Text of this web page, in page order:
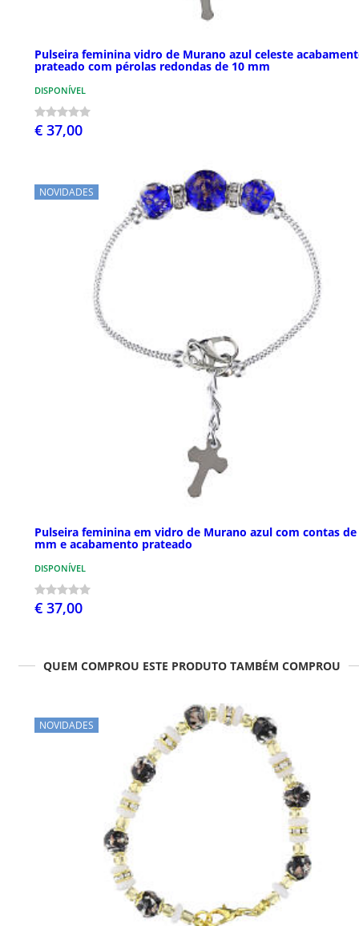
Pulseira feminina vidro de Murano azul celeste
prateado com pérolas redondas de 10 mm
DISPONÍVEL
€ 37,00
NOVIDADES
Pulseira feminina em vidro de Murano azul com contas de
mm e acabamento prateado
DISPONÍVEL
€ 37,00
QUEM COMPROU ESTE PRODUTO TAMBÉM COMPROU
NOVIDADES